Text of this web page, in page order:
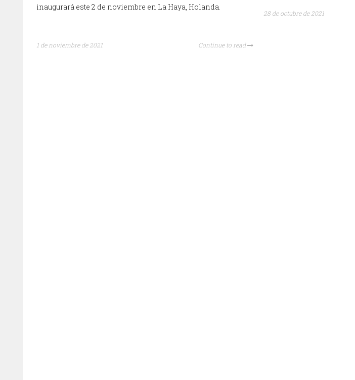
inaugurará este 2 de noviembre en La Haya, Holanda.
1 de noviembre de 2021 Continue to read
28 de octubre de 2021